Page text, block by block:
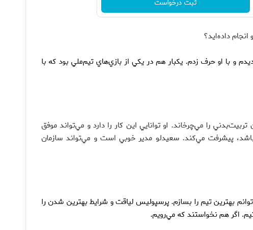
ثبت درخواست
داده‌ايد؟
و با او حرف زدم. يكبار هم در يكي از بازي‌هاي تيم‌ملي بود كه با
را مي‌چرخاند. او توانايي اين كار را دارد و مي‌تواند موفق
پيشرفت مي‌كند. سعيدلو مدير خوبي است و مي‌تواند سازمان
بهترين تيم را بسازم. پرسپوليس لياقت و شرايط بهترين شدن را
اگر هم نخواستند كه مي‌رويم.